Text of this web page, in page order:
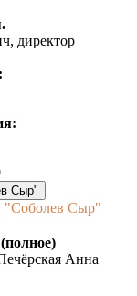
директор
Сыр"
"Соболев Сыр"
Анна